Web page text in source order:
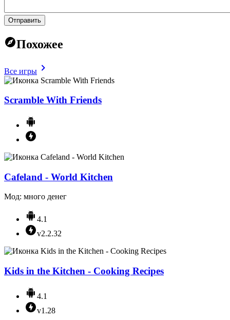
Отправить
Похожее
Все игры
Scramble With Friends
Cafeland - World Kitchen
Мод: много денег
4.1
v2.2.32
Kids in the Kitchen - Cooking Recipes
4.1
v1.28